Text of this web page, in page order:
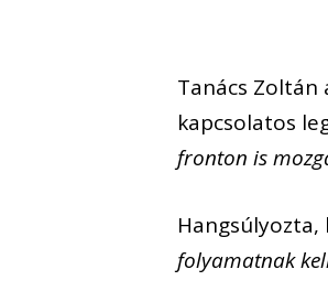
Tanács
kapcsolatos
fronton is
folyamatnak